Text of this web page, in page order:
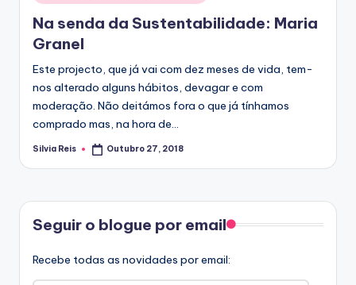
in
Na senda da Sustentabilidade: Maria
Granel
Este projecto, que já vai com dez meses de vida, tem-
nos alterado alguns hábitos, devagar e com
moderação. Não deitámos fora o que já tínhamos
comprado mas, na hora de…
Posted
Silvia Reis Outubro 27, 2018
Seguir o blogue por email
Recebe todas as novidades por email: